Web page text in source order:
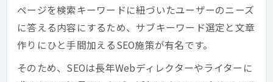
ページを検索キーワードに紐づいたユーザーのニーズ
に答える内容にするため、サブキーワード選定と文章
作りにひと手間加えるSEO施策が有名です。
そのため、SEOは長年Webディレクターやライターに